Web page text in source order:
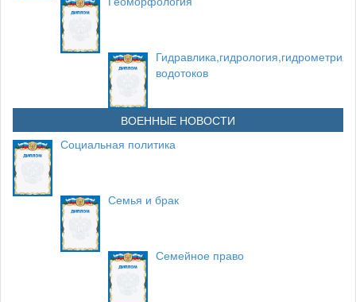
Гидравлика,гидрология,гидрометрия
водотоков
ВОЕННЫЕ НОВОСТИ
Социальная политика
Семья и брак
Семейное право